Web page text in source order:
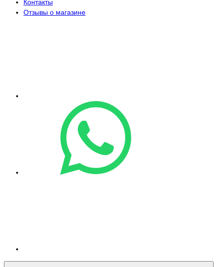
Контакты
Отзывы о магазине